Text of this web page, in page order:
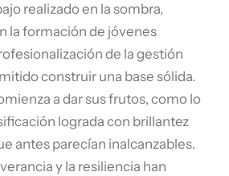
realizado en la sombra,
la formación de jóvenes
de la gestión
construir una base sólida.
a dar sus frutos, como lo
lograda con brillantez
antes parecían inalcanzables.
y la resiliencia han